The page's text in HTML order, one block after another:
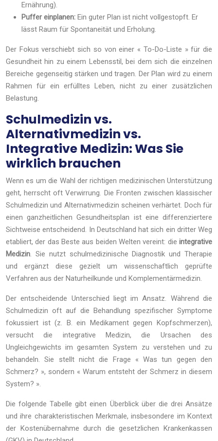
Ernährung).
Puffer einplanen: Ein guter Plan ist nicht vollgestopft. Er
lässt Raum für Spontaneität und Erholung.
Der Fokus verschiebt sich so von einer « To-Do-Liste » für die
Gesundheit hin zu einem Lebensstil, bei dem sich die einzelnen
Bereiche gegenseitig stärken und tragen. Der Plan wird zu einem
Rahmen für ein erfülltes Leben, nicht zu einer zusätzlichen
Belastung.
Schulmedizin vs.
Alternativmedizin vs.
Integrative Medizin: Was Sie
wirklich brauchen
Wenn es um die Wahl der richtigen medizinischen Unterstützung
geht, herrscht oft Verwirrung. Die Fronten zwischen klassischer
Schulmedizin und Alternativmedizin scheinen verhärtet. Doch für
einen ganzheitlichen Gesundheitsplan ist eine differenziertere
Sichtweise entscheidend. In Deutschland hat sich ein dritter Weg
etabliert, der das Beste aus beiden Welten vereint: die integrative
Medizin. Sie nutzt schulmedizinische Diagnostik und Therapie
und ergänzt diese gezielt um wissenschaftlich geprüfte
Verfahren aus der Naturheilkunde und Komplementärmedizin.
Der entscheidende Unterschied liegt im Ansatz. Während die
Schulmedizin oft auf die Behandlung spezifischer Symptome
fokussiert ist (z. B. ein Medikament gegen Kopfschmerzen),
versucht die integrative Medizin, die Ursachen des
Ungleichgewichts im gesamten System zu verstehen und zu
behandeln. Sie stellt nicht die Frage « Was tun gegen den
Schmerz? », sondern « Warum entsteht der Schmerz in diesem
System? ».
Die folgende Tabelle gibt einen Überblick über die drei Ansätze
und ihre charakteristischen Merkmale, insbesondere im Kontext
der Kostenübernahme durch die gesetzlichen Krankenkassen